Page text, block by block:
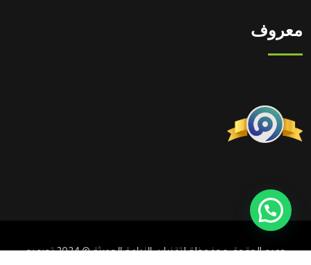
معروف
جميع الحقوق محفوظة لتقنيات الزراعة الحديثة © 2024 تصميم